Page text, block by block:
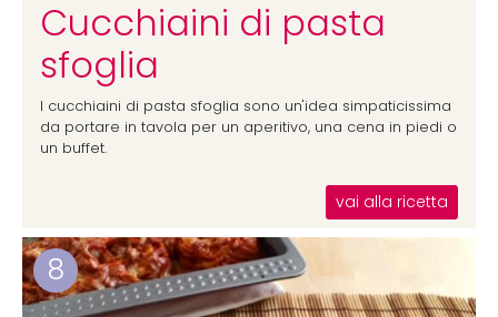
Cucchiaini di pasta
sfoglia
I cucchiaini di pasta sfoglia sono un'idea simpaticissima
da portare in tavola per un aperitivo, una cena in piedi o
un buffet.
vai alla ricetta
8